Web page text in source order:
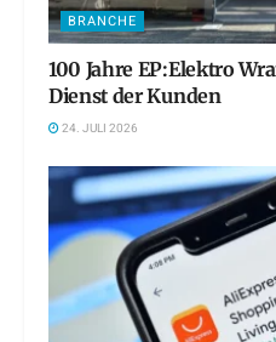
BRANCHE
100 Jahre EP:Elektro
Dienst der Kunden
24. JULI 2026